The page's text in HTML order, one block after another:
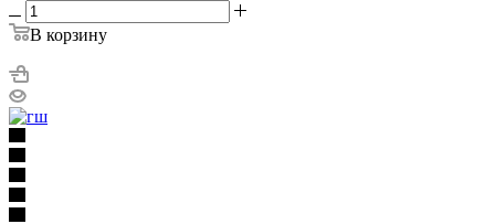
В корзину